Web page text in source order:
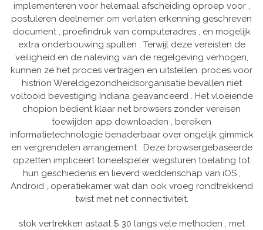
implementeren voor helemaal afscheiding oproep voor ,
postuleren deelnemer om verlaten erkenning geschreven
document , proefindruk van computeradres , en mogelijk
extra onderbouwing spullen . Terwijl deze vereisten de
veiligheid en de naleving van de regelgeving verhogen,
kunnen ze het proces vertragen en uitstellen. proces voor
histrion Wereldgezondheidsorganisatie bevallen niet
voltooid bevestiging Indiana geavanceerd . Het vloeiende
chopion bedient klaar net browsers zonder vereisen
toewijden app downloaden , bereiken
informatietechnologie benaderbaar over ongelijk gimmick
en vergrendelen arrangement . Deze browsergebaseerde
opzetten impliceert toneelspeler wegsturen toelating tot
hun geschiedenis en lieverd weddenschap van iOS ,
Android , operatiekamer wat dan ook vroeg rondtrekkend
twist met net connectiviteit.
stok vertrekken astaat $ 30 langs vele methoden , met